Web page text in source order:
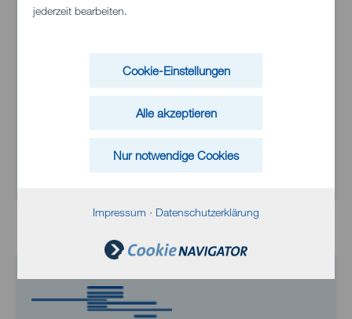
jederzeit bearbeiten.
Cookie-Einstellungen
Alle akzeptieren
Nur notwendige Cookies
Impressum · Datenschutzerklärung
Heike Widenmann
+49 7321 33 62582